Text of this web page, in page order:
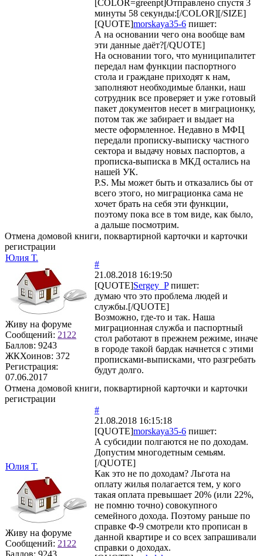
[COLOR=greenpt]Отправлено спустя 3
минуты 58 секунды:[/COLOR][/SIZE]
[QUOTE]morskaya35-6 пишет:
А на основании чего она вообще вам
эти данные даёт?[/QUOTE]
На основании того, что муниципалитет
передал нам функции паспортного
стола и граждане приходят к нам,
заполняют необходимые бланки, наш
сотрудник все проверяет и уже готовый
пакет документов несет в миграционку,
потом так же забирает и выдает на
месте оформленное. Недавно в МФЦ
передали прописку-выписку частного
сектора и выдачу новых паспортов, а
прописка-выписка в МКД остались на
нашей УК.
P.S. Мы может быть и отказались бы от
всего этого, но миграционка сама не
хочет брать на себя эти функции,
поэтому пока все в том виде, как было,
а дальше посмотрим.
Отмена домовой книги, поквартирной карточки и карточки
регистрации
Юлия Т.
Живу на форуме
Сообщений: 2122
Баллов: 9243
ЖКХоинов: 372
Регистрация:
07.06.2017
#
21.08.2018 16:19:50
[QUOTE]Sergey_Pпишет:
думаю что это проблема людей и
службы.[/QUOTE]
Возможно, где-то и так. Наша
миграционная служба и паспортный
стол работают в прежнем режиме, иначе
в городе такой бардак начнется с этими
прописками-выписками, что разгребать
будут долго.
Отмена домовой книги, поквартирной карточки и карточки
регистрации
Юлия Т.
Живу на форуме
Сообщений: 2122
Баллов: 9243
#
21.08.2018 16:15:18
[QUOTE]morskaya35-6 пишет:
А субсидии полгаются не по доходам.
Допустим многодетным семьям.
[/QUOTE]
Как это не по доходам? Льгота на
оплату жилья полагается тем, у кого
такая оплата превышает 20% (или 22%,
не помню точно) совокупного
семейного дохода. Поэтому раньше по
справке Ф-9 смотрели кто прописан в
данной квартире и со всех запрашивали
справки о доходах.